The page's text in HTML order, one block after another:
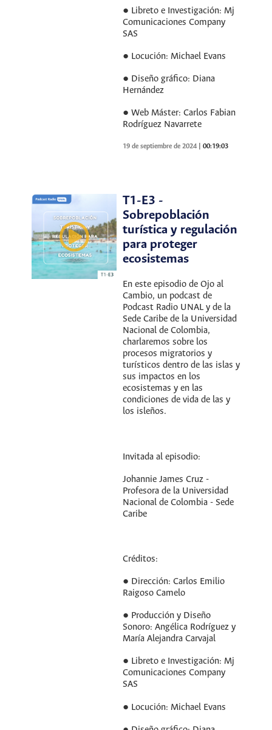
● Libreto e Investigación: Mj
Comunicaciones Company
SAS
● Locución: Michael Evans
● Diseño gráfico: Diana
Hernández
● Web Máster: Carlos Fabian
Rodríguez Navarrete
19 de septiembre de 2024 |00:19:03
T1-E3 -
Sobrepoblación
turística y regulación
para proteger
ecosistemas
En este episodio de Ojo al
Cambio, un podcast de
Podcast Radio UNAL y de la
Sede Caribe de la Universidad
Nacional de Colombia,
charlaremos sobre los
procesos migratorios y
turísticos dentro de las islas y
sus impactos en los
ecosistemas y en las
condiciones de vida de las y
los isleños.
Invitada al episodio:
Johannie James Cruz -
Profesora de la Universidad
Nacional de Colombia - Sede
Caribe
Créditos:
● Dirección: Carlos Emilio
Raigoso Camelo
● Producción y Diseño
Sonoro: Angélica Rodríguez y
María Alejandra Carvajal
● Libreto e Investigación: Mj
Comunicaciones Company
SAS
● Locución: Michael Evans